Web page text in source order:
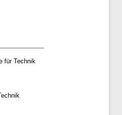
für Technik